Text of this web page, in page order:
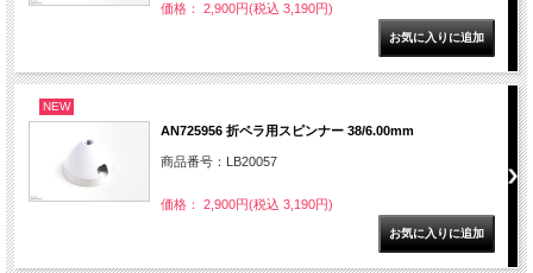
価格： 2,900円(税込 3,190円)
NEW
AN725956 折ペラ用スピンナー 38/6.00mm
商品番号：LB20057
価格： 2,900円(税込 3,190円)